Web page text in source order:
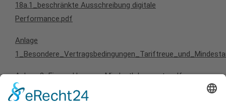
18a.1_beschränkte Ausschreibung digitale
Performance.pdf
Anlage
Anlage 2_Eigenerklaerung_Mindestlohngesetz.pdf
Anlage 3_Eigenerklaerung_Ausschlussgruende.pdf